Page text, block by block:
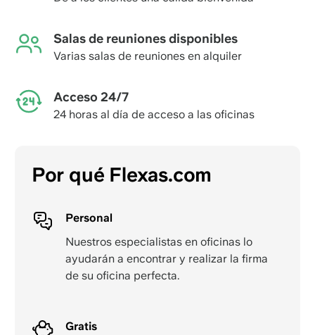
Salas de reuniones disponibles
Varias salas de reuniones en alquiler
Acceso 24/7
24 horas al día de acceso a las oficinas
Por qué Flexas.com
Personal
Nuestros especialistas en oficinas lo
ayudarán a encontrar y realizar la firma
de su oficina perfecta.
Gratis